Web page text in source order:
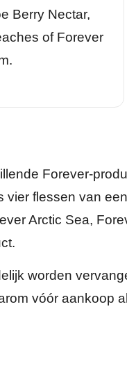
Berry Nectar,
of Forever
Forever-
vier flessen van
Arctic Sea,
worden
vóór aankoop